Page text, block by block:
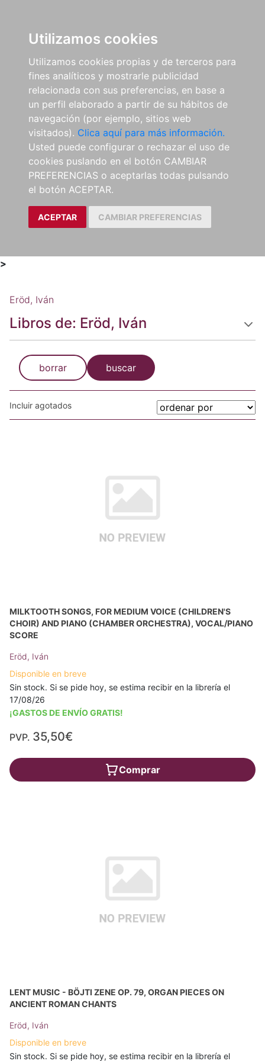
Utilizamos cookies
Utilizamos cookies propias y de terceros para
fines analíticos y mostrarle publicidad
relacionada con sus preferencias, en base a
un perfil elaborado a partir de su hábitos de
navegación (por ejemplo, sitios web
visitados). Clica aquí para más información.
Usted puede configurar o rechazar el uso de
cookies puslando en el botón CAMBIAR
PREFERENCIAS o aceptarlas todas pulsando
el botón ACEPTAR.
ACEPTAR CAMBIAR PREFERENCIAS
>
Eröd, Iván
Libros de: Eröd, Iván
borrar buscar
Incluir agotados
MILKTOOTH SONGS, FOR MEDIUM VOICE (CHILDREN'S
CHOIR) AND PIANO (CHAMBER ORCHESTRA), VOCAL/PIANO
SCORE
Eröd, Iván
Disponible en breve
Sin stock. Si se pide hoy, se estima recibir en la librería el
17/08/26
¡GASTOS DE ENVÍO GRATIS!
PVP. 35,50€
Comprar
LENT MUSIC - BÖJTI ZENE OP. 79, ORGAN PIECES ON
ANCIENT ROMAN CHANTS
Eröd, Iván
Disponible en breve
Sin stock. Si se pide hoy, se estima recibir en la librería el